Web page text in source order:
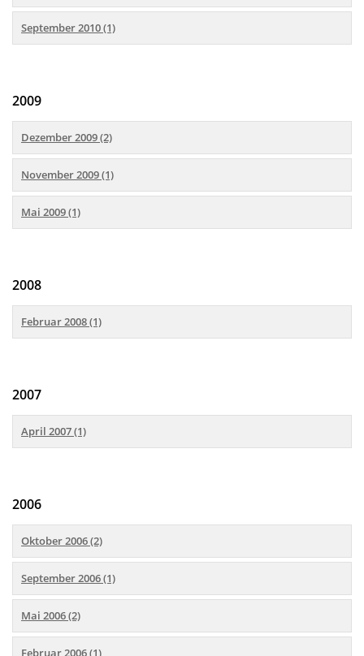
September 2010 (1)
2009
Dezember 2009 (2)
November 2009 (1)
Mai 2009 (1)
2008
Februar 2008 (1)
2007
April 2007 (1)
2006
Oktober 2006 (2)
September 2006 (1)
Mai 2006 (2)
Februar 2006 (1)